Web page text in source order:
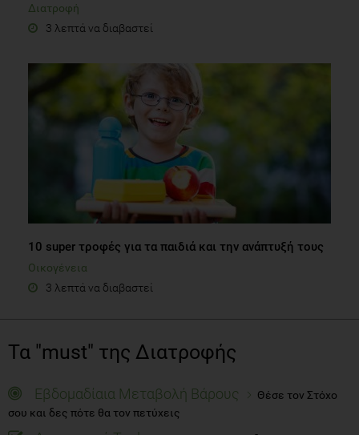
Διατροφή
3 λεπτά να διαβαστεί
10 super τροφές για τα παιδιά και την ανάπτυξή τους
Οικογένεια
3 λεπτά να διαβαστεί
Τα "must" της Διατροφής
Εβδομαδίαια Μεταβολή Βάρους
Θέσε τον Στόχο
σου και δες πότε θα τον πετύχεις